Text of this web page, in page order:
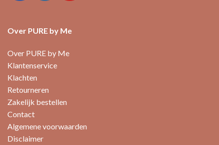
Over PURE by Me
Over PURE by Me
Klantenservice
Klachten
Retourneren
Zakelijk bestellen
Contact
Algemene voorwaarden
Disclaimer